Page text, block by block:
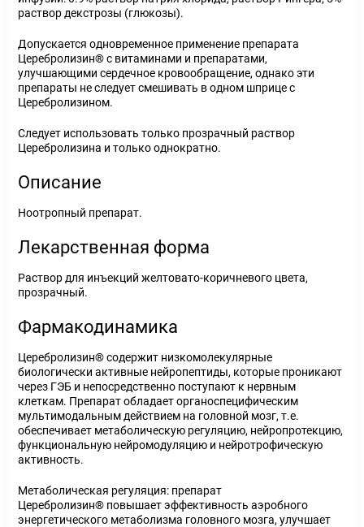
раствор декстрозы (глюкозы).
Допускается одновременное применение препарата
Церебролизин® с витаминами и препаратами,
улучшающими сердечное кровообращение, однако эти
препараты не следует смешивать в одном шприце с
Церебролизином.
Следует использовать только прозрачный раствор
Церебролизина и только однократно.
Описание
Ноотропный препарат.
Лекарственная форма
Раствор для инъекций желтовато-коричневого цвета,
прозрачный.
Фармакодинамика
Церебролизин® содержит низкомолекулярные
биологически активные нейропептиды, которые проникают
через ГЭБ и непосредственно поступают к нервным
клеткам. Препарат обладает органоспецифическим
мультимодальным действием на головной мозг, т.е.
обеспечивает метаболическую регуляцию, нейропротекцию,
функциональную нейромодуляцию и нейротрофическую
активность.
Метаболическая регуляция: препарат
Церебролизин® повышает эффективность аэробного
энергетического метаболизма головного мозга, улучшает